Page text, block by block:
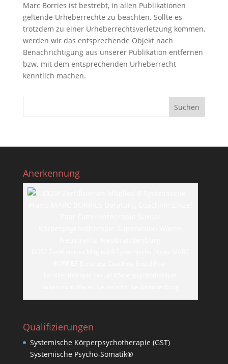
Marc Borries ist bestrebt, in allen Publikationen
geltende Urheberrechte zu beachten. Sollte es
trotzdem zu einer Urheberrechtsverletzung kommen,
werden wir das entsprechende Objekt nach
Benachrichtigung aus unserer Publikation entfernen
bzw. mit dem entsprechenden Urheberrecht
kenntlich machen.
Anerkennung
Qualifizierungen
Systemische Körperpsychotherapie (GST)
Systemische Psycho-Somatik®